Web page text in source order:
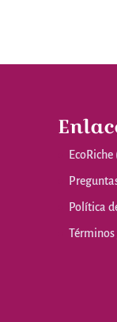
Política
Términos